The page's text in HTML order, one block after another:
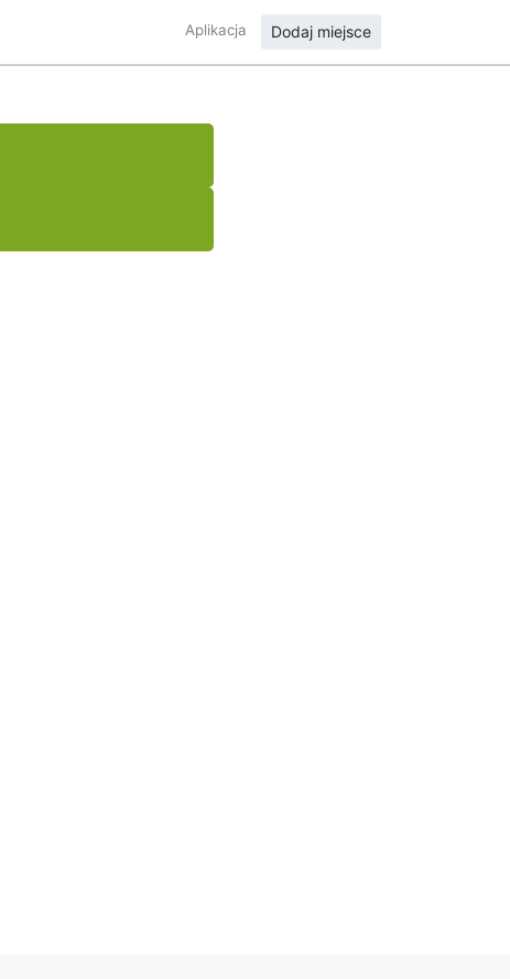
Aplikacja Dodaj miejsce